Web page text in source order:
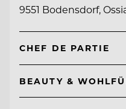
9551 Bodensdorf,
CHEF DE PARTIE
BEAUTY &